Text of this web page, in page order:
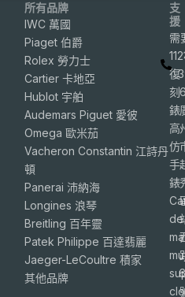
所有品牌
IWC 萬國
Piaget 伯爵
Rolex 勞力士
Cartier 卡地亞
Hublot 宇舶
Audemars Piguet 愛彼
Omega 歐米茄
Vacheron Constantin 江詩丹
頓
Panerai 沛納海
Longines 浪琴
Breitling 百年靈
Patek Philippe 百達翡麗
Jaeger-LeCoultre 積家
其他品牌
支
援
需
復
刻
錶
高
仿
手
錶
de